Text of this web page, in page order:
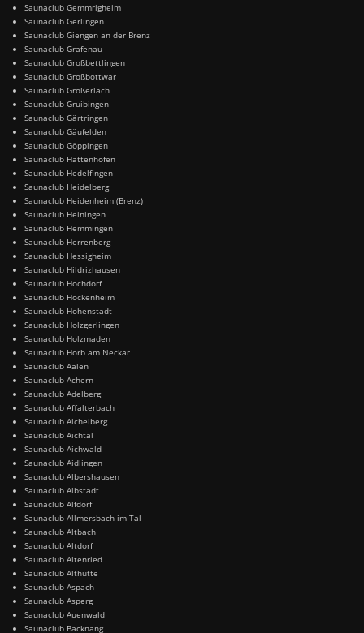
Saunaclub Gemmrigheim
Saunaclub Gerlingen
Saunaclub Giengen an der Brenz
Saunaclub Grafenau
Saunaclub Großbettlingen
Saunaclub Großbottwar
Saunaclub Großerlach
Saunaclub Gruibingen
Saunaclub Gärtringen
Saunaclub Gäufelden
Saunaclub Göppingen
Saunaclub Hattenhofen
Saunaclub Hedelfingen
Saunaclub Heidelberg
Saunaclub Heidenheim (Brenz)
Saunaclub Heiningen
Saunaclub Hemmingen
Saunaclub Herrenberg
Saunaclub Hessigheim
Saunaclub Hildrizhausen
Saunaclub Hochdorf
Saunaclub Hockenheim
Saunaclub Hohenstadt
Saunaclub Holzgerlingen
Saunaclub Holzmaden
Saunaclub Horb am Neckar
Saunaclub Aalen
Saunaclub Achern
Saunaclub Adelberg
Saunaclub Affalterbach
Saunaclub Aichelberg
Saunaclub Aichtal
Saunaclub Aichwald
Saunaclub Aidlingen
Saunaclub Albershausen
Saunaclub Albstadt
Saunaclub Alfdorf
Saunaclub Allmersbach im Tal
Saunaclub Altbach
Saunaclub Altdorf
Saunaclub Altenried
Saunaclub Althütte
Saunaclub Aspach
Saunaclub Asperg
Saunaclub Auenwald
Saunaclub Backnang